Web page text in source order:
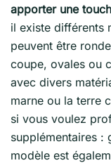
apporter une
il existe différents
peuvent être
coupe, ovales ou
avec divers
marne ou la terre
si vous voulez
supplémentaires :
modèle est